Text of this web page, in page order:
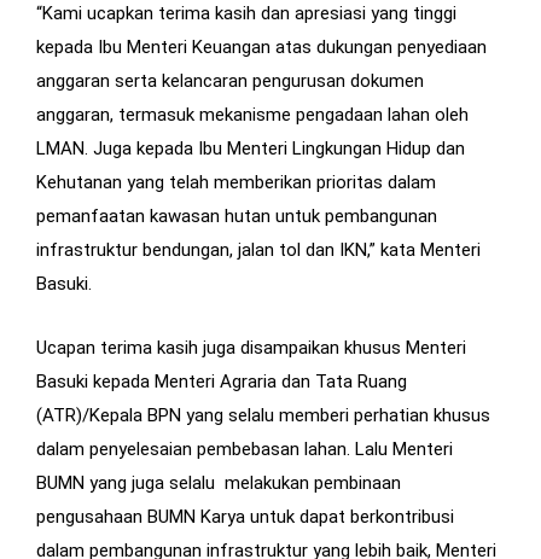
“Kami ucapkan terima kasih dan apresiasi yang tinggi
kepada Ibu Menteri Keuangan atas dukungan penyediaan
anggaran serta kelancaran pengurusan dokumen
anggaran, termasuk mekanisme pengadaan lahan oleh
LMAN. Juga kepada Ibu Menteri Lingkungan Hidup dan
Kehutanan yang telah memberikan prioritas dalam
pemanfaatan kawasan hutan untuk pembangunan
infrastruktur bendungan, jalan tol dan IKN,” kata Menteri
Basuki.
Ucapan terima kasih juga disampaikan khusus Menteri
Basuki kepada Menteri Agraria dan Tata Ruang
(ATR)/Kepala BPN yang selalu memberi perhatian khusus
dalam penyelesaian pembebasan lahan. Lalu Menteri
BUMN yang juga selalu melakukan pembinaan
pengusahaan BUMN Karya untuk dapat berkontribusi
dalam pembangunan infrastruktur yang lebih baik, Menteri